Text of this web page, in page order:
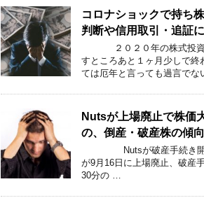
コロナショックで持ち
判断や信用取引・追証
２０２０年の株式投資
すところあと１ヶ月少しで
ては厄年と言っても過言で
Nutsが上場廃止で株価
の、倒産・破産株の傾
Nutsが破産手続き開始
が9月16日に上場廃止、破産
30分の …